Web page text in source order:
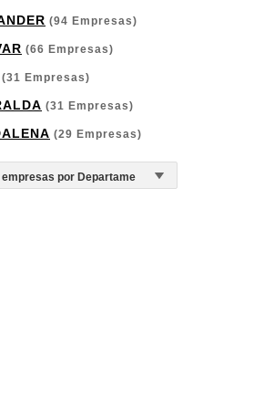
(94 Empresas)
(66 Empresas)
(31 Empresas)
(31 Empresas)
(29 Empresas)